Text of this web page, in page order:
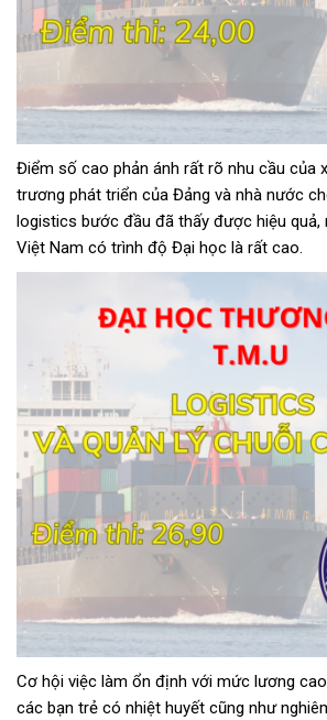
Điểm số cao phản ánh rất rõ nhu cầu của
trương phát triển của Đảng và nhà nước
logistics bước đầu đã thấy được hiệu quả,
Việt Nam có trình độ Đại học là rất cao.
Cơ hội việc làm ổn định với mức lương
các bạn trẻ có nhiệt huyết cũng như